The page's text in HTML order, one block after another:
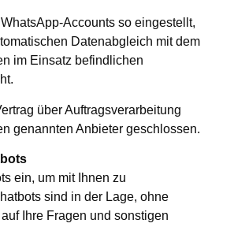
Accounts so eingestellt,
Datenabgleich mit dem
im Einsatz befindlichen
über Auftragsverarbeitung
genannten Anbieter geschlossen.
ein, um mit Ihnen zu
sind in der Lage, ohne
Ihre Fragen und sonstigen